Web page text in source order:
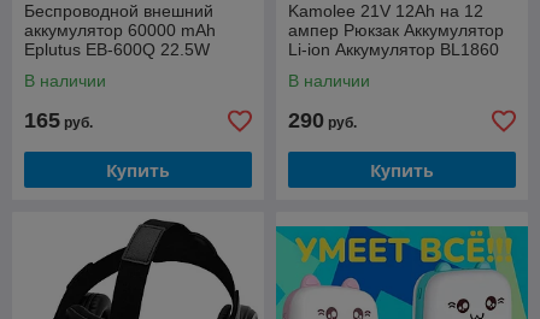
Беспроводной внешний
аккумулятор 60000 mAh
Eplutus EB-600Q 22.5W
В наличии
165 руб.
Купить
Kamolee 21V 12Ah на 12
ампер Рюкзак Аккумулятор
Li-ion Аккумулятор BL1860
В наличии
290 руб.
Купить